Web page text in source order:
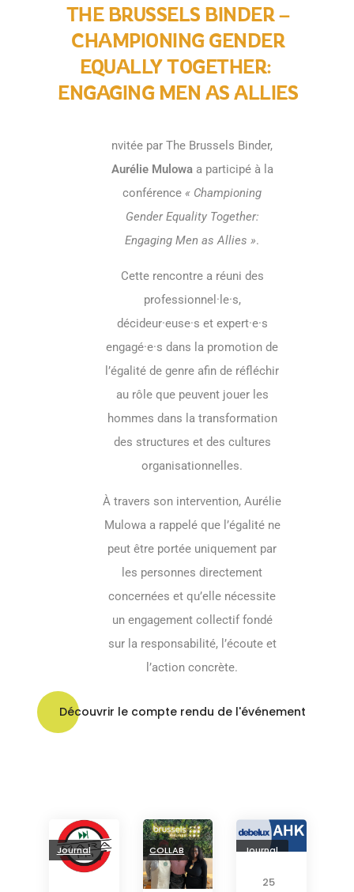
THE BRUSSELS BINDER –
CHAMPIONING GENDER
EQUALLY TOGETHER:
ENGAGING MEN AS ALLIES
nvitée parThe Brussels Binder,
Aurélie Mulowaa participé à la
conférence « Championing
Gender Equality Together:
Engaging Men as Allies ».
Cette rencontre a réuni des
professionnel·le·s,
décideur·euse·s et expert·e·s
engagé·e·s dans la promotion de
l’égalité de genre afin de réfléchir
au rôle que peuvent jouer les
hommes dans la transformation
des structures et des cultures
organisationnelles.
À travers son intervention, Aurélie
Mulowa a rappelé que l’égalité ne
peut être portée uniquement par
les personnes directement
concernées et qu’elle nécessite
un engagement collectif fondé
sur la responsabilité, l’écoute et
l’action concrète.
Découvrir le compte rendu de l'événement
Journal COLLAB Journal
25